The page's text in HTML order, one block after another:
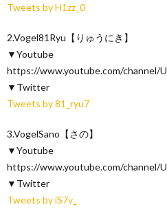
Tweets by H1zz_0
2.Vogel81Ryu【りゅうにき】
▼Youtube
https://www.youtube.com/channel/
▼Twitter
Tweets by 81_ryu7
3.VogelSano【さの】
▼Youtube
https://www.youtube.com/channel/
▼Twitter
Tweets by iS7v_